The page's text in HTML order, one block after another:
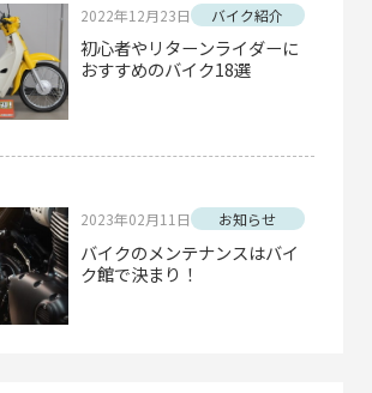
2022年12月23日 バイク紹介
初心者やリターンライダーに
おすすめのバイク18選
2023年02月11日 お知らせ
バイクのメンテナンスはバイ
ク館で決まり！